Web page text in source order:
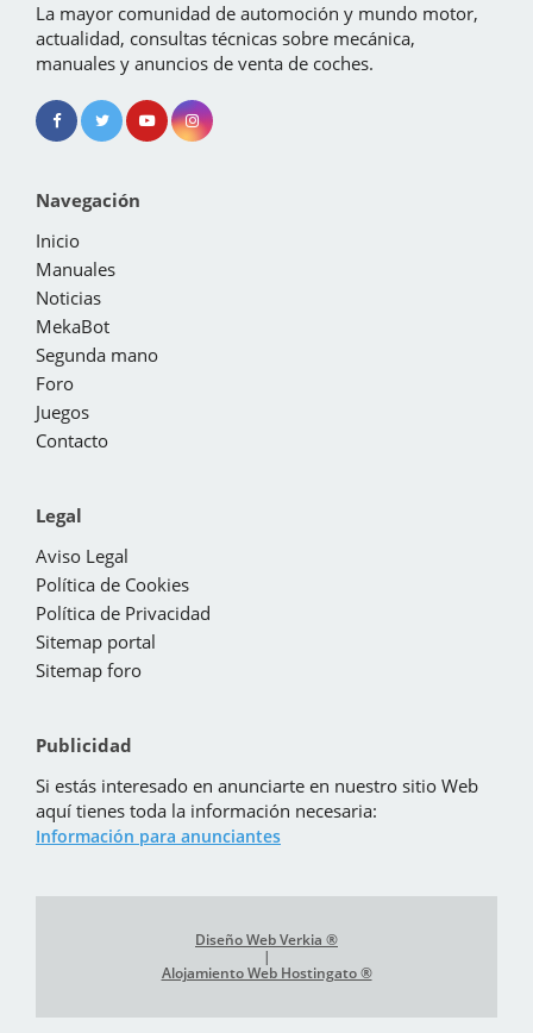
La mayor comunidad de automoción y mundo motor,
actualidad, consultas técnicas sobre mecánica,
manuales y anuncios de venta de coches.
Navegación
Inicio
Manuales
Noticias
MekaBot
Segunda mano
Foro
Juegos
Contacto
Legal
Aviso Legal
Política de Cookies
Política de Privacidad
Sitemap portal
Sitemap foro
Publicidad
Si estás interesado en anunciarte en nuestro sitio Web
aquí tienes toda la información necesaria:
Información para anunciantes
Diseño Web Verkia ®
|
Alojamiento Web Hostingato ®